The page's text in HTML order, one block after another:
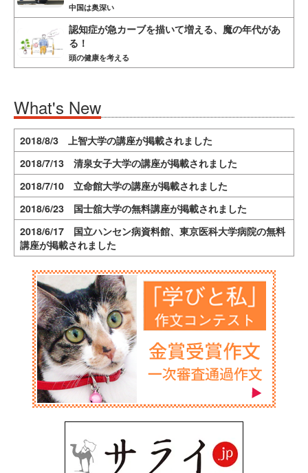
中国は奥深い
認知症が急カーブを描いて増える、魔の年代があ
る！
頭の健康を考える
What's New
2018/8/3 上智大学の講座が掲載されました
2018/7/13 清泉女子大学の講座が掲載されました
2018/7/10 立命館大学の講座が掲載されました
2018/6/23 国士舘大学の無料講座が掲載されました
2018/6/17 国立ハンセン病資料館、東京医科大学病院の無料
講座が掲載されました